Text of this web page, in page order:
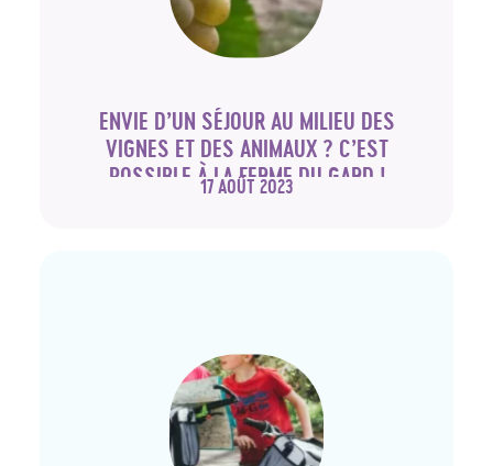
17 AOÛT 2023
ENVIE D’UN SÉJOUR AU MILIEU DES
VIGNES ET DES ANIMAUX ? C’EST
POSSIBLE À LA FERME DU GARD !